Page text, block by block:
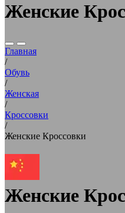
Женские
Главная
/
Обувь
/
Женская
/
Кроссовки
/
Женские Кроссовки
Женские